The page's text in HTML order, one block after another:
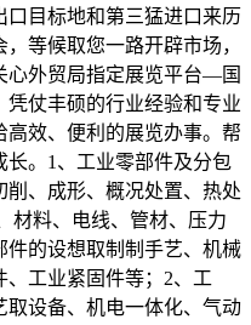
口目标地和第三猛进口来历
等候取您一路开辟市场，
心外贸局指定展览平台—国
凭仗丰硕的行业经验和专业
效、便利的展览办事。帮
。1、工业零部件及分包
、成形、概况处置、热处
材料、电线、管材、压力
件的设想取制制手艺、机械
工业紧固件等；2、工
取设备、机电一体化、气动